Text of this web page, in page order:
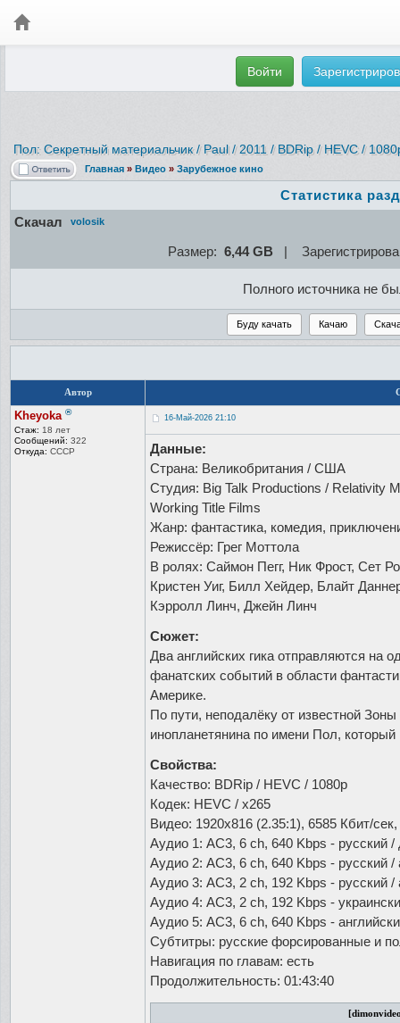
Войти
Пол: Секретный материальчик/ Paul / 2011 / BDRip / HEVC /
Главная » Видео » Зарубежное кино
Статистика
Скачал
volosik
Размер: 6,44 GB |
Полного источника не
Автор
Kheyoka ®
Стаж: 18 лет
Сообщений: 322
Откуда: СССР
16-Май-2026 21:10
Данные:
Страна: Великобритания / США
Студия: Big Talk Productions / Relativity
Working Title Films
Жанр: фантастика, комедия,
Режиссёр: Грег Моттола
В ролях: Саймон Пегг, Ник Фрост, Сет
Кристен Уиг, Билл Хейдер, Блайт
Кэрролл Линч, Джейн Линч
Сюжет:
Два английских гика отправляются на
фанатских событий в области
Америке.
По пути, неподалёку от известной
инопланетянина по имени Пол,
Свойства:
Качество: BDRip / HEVC / 1080p
Кодек: HEVC / x265
Видео: 1920x816 (2.35:1), 6585 Кбит/
Аудио 1: AC3, 6 ch, 640 Kbps - русский
Аудио 2: AC3, 6 ch, 640 Kbps - русский
Аудио 3: AC3, 2 ch, 192 Kbps - русский
Аудио 4: AC3, 2 ch, 192 Kbps -
Аудио 5: AC3, 6 ch, 640 Kbps -
Субтитры: русские форсированные и
Навигация по главам: есть
Продолжительность: 01:43:40